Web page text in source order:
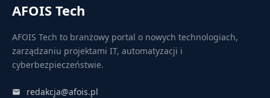
AFOIS Tech
AFOIS Tech to branżowy portal o nowych technologiach,
zarządzaniu projektami IT, automatyzacji i
cyberbezpieczeństwie.
redakcja@afois.pl